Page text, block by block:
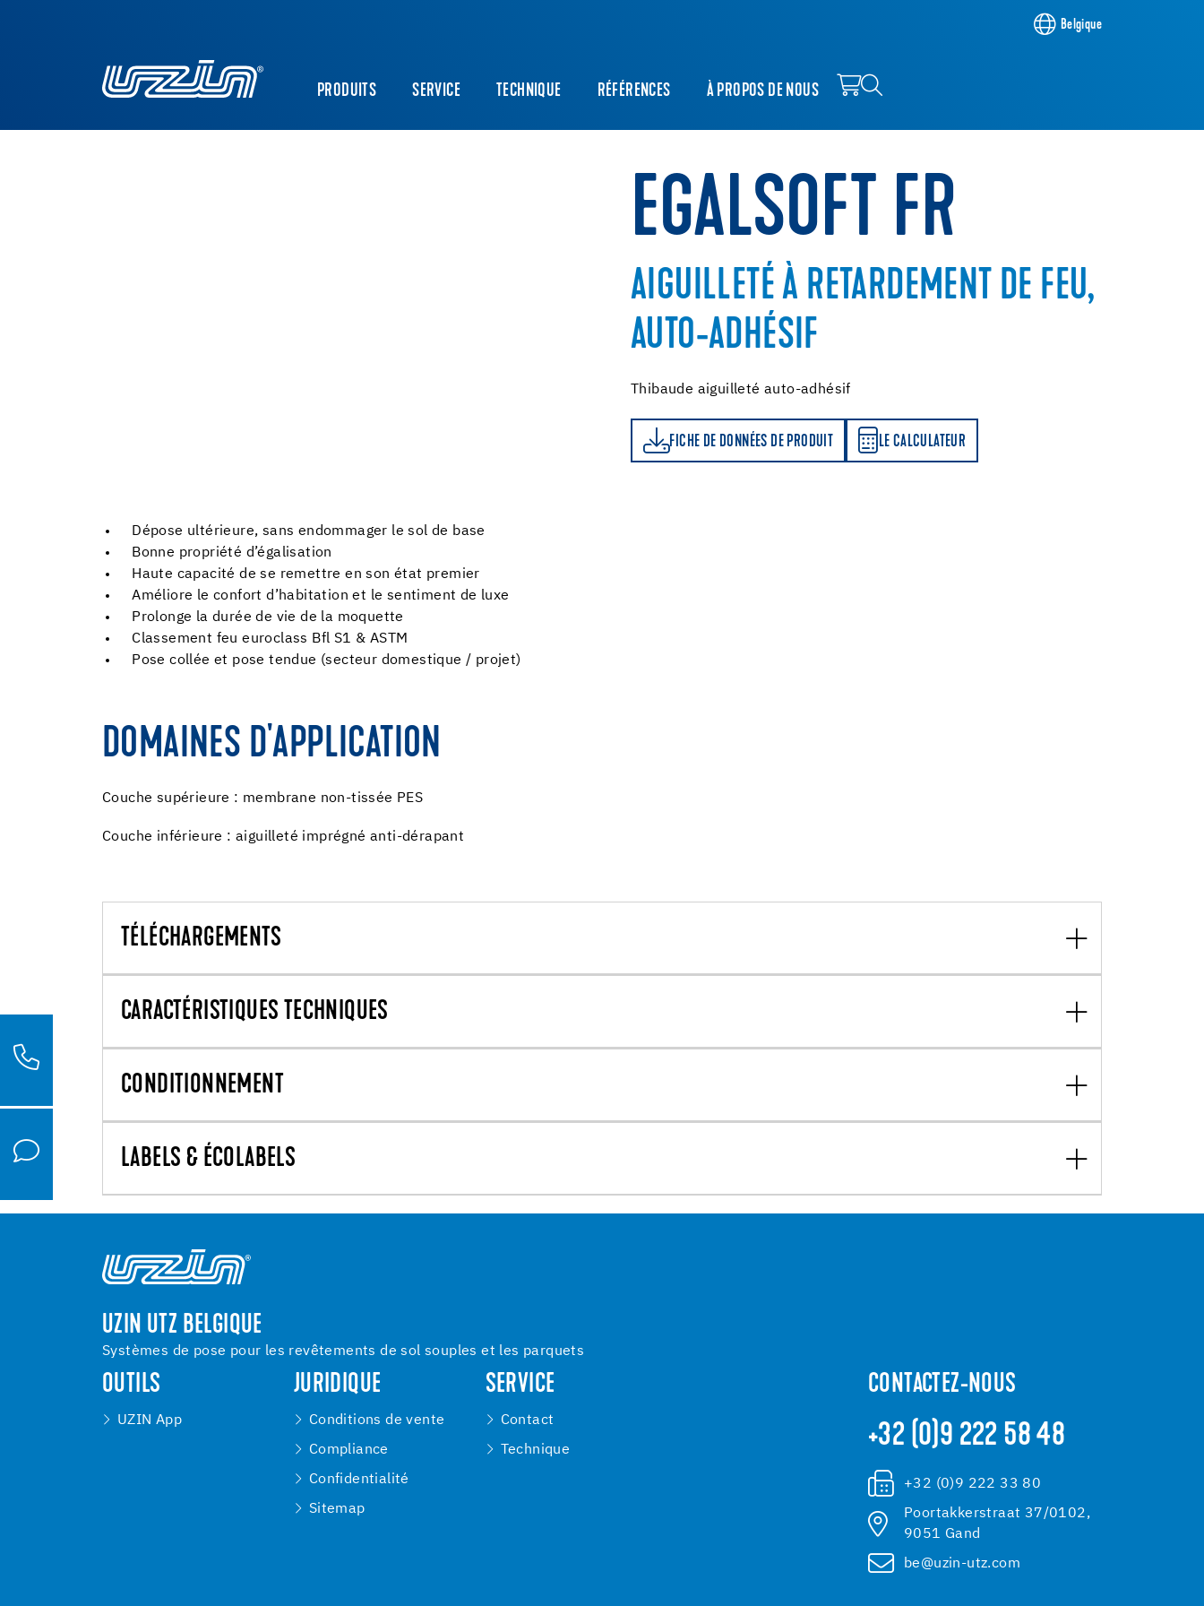
Belgique
PRODUITS SERVICE TECHNIQUE RÉFÉRENCES À PROPOS DE NOUS
EGALSOFT FR
AIGUILLETÉ À RETARDEMENT DE FEU,
AUTO-ADHÉSIF
Thibaude aiguilleté auto-adhésif
FICHE DE DONNÉES DE PRODUIT LE CALCULATEUR
LE CALCULATEUR
Dépose ultérieure, sans endommager le sol de base
Bonne propriété d’égalisation
Haute capacité de se remettre en son état premier
Améliore le confort d’habitation et le sentiment de luxe
Prolonge la durée de vie de la moquette
Classement feu euroclass Bfl S1 & ASTM
Pose collée et pose tendue (secteur domestique / projet)
DOMAINES D'APPLICATION
Couche supérieure : membrane non-tissée PES
Couche inférieure : aiguilleté imprégné anti-dérapant
TÉLÉCHARGEMENTS
CARACTÉRISTIQUES TECHNIQUES
CONDITIONNEMENT
LABELS & ÉCOLABELS
UZIN UTZ BELGIQUE
Systèmes de pose pour les revêtements de sol souples et les parquets
OUTILS
UZIN App
JURIDIQUE
Conditions de vente
Compliance
Confidentialité
Sitemap
SERVICE
Contact
Technique
CONTACTEZ-NOUS
+32 (0)9 222 58 48
+32 (0)9 222 33 80
Poortakkerstraat 37/0102,
9051 Gand
be@uzin-utz.com